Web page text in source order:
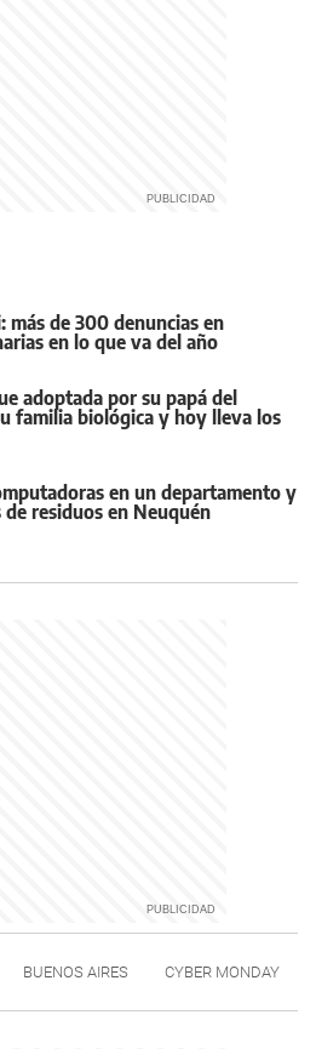
más de 300 denuncias en
en lo que va del año
adoptada por su papá del
familia biológica y hoy lleva los
en un departamento y
residuos en Neuquén
BUENOS AIRES CYBER MONDAY